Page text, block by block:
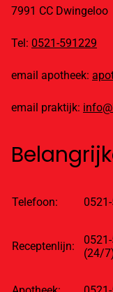
7991 CC Dwingeloo
Tel: 0521-591229
email apotheek:
email praktijk:
Telefoon:
Receptenlijn:
(24/